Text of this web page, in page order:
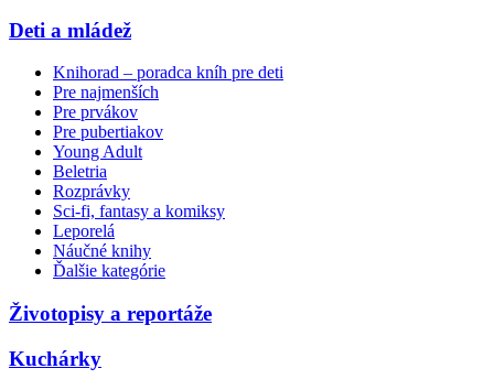
Deti a mládež
Knihorad – poradca kníh pre deti
Pre najmenších
Pre prvákov
Pre pubertiakov
Young Adult
Beletria
Rozprávky
Sci-fi, fantasy a komiksy
Leporelá
Náučné knihy
Ďalšie kategórie
Životopisy a reportáže
Kuchárky